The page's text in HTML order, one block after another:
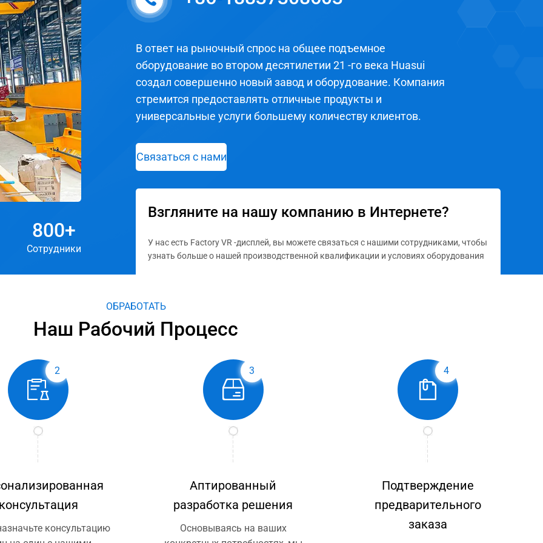
800+
Сотрудники
В ответ на рыночный спрос на общее подъемное
оборудование во втором десятилетии 21 -го века Huasui
создал совершенно новый завод и оборудование. Компания
стремится предоставлять отличные продукты и
универсальные услуги большему количеству клиентов.
Связаться с нами
Взгляните на нашу компанию в Интернете?
У нас есть Factory VR -дисплей, вы можете связаться с нашими сотрудниками, чтобы
узнать больше о нашей производственной квалификации и условиях оборудования
ОБРАБОТАТЬ
Наш Рабочий Процесс
2
консультацию
3
Аптированный
разработка решения
Основываясь на ваших
4
Подтверждение
предварительного
заказа